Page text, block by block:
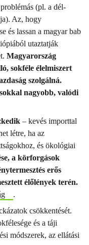
(pl. a dél-
Az, hogy
és lassan a magyar bab
utaztatják
Magyarország
sokféle élelmiszert
szolgálná.
nagyobb, valódi
– kevés importtal
létre, ha az
és ökológiai
a körforgások
erős
élőlények terén.
.
csökkentését.
és a táji
módszerek, az ellátási